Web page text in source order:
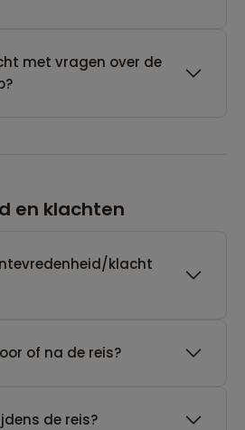
met vragen over de
en klachten
klacht
of na de reis?
de reis?